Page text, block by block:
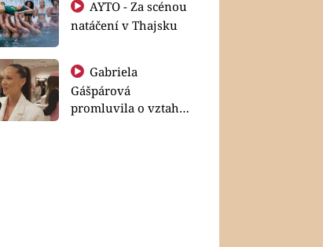
natáčení v Thajsku
Gabriela
Gášpárová
promluvila o vztahu